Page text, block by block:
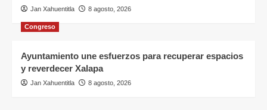
Jan Xahuentitla 8 agosto, 2026
Congreso
Ayuntamiento une esfuerzos para recuperar espacios
y reverdecer Xalapa
Jan Xahuentitla 8 agosto, 2026